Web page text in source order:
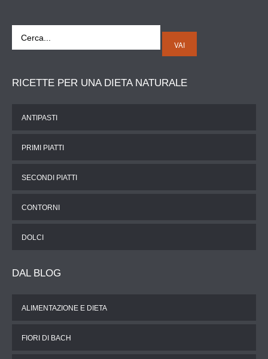
VAI
RICETTE PER UNA DIETA NATURALE
ANTIPASTI
PRIMI PIATTI
SECONDI PIATTI
CONTORNI
DOLCI
DAL BLOG
ALIMENTAZIONE E DIETA
FIORI DI BACH